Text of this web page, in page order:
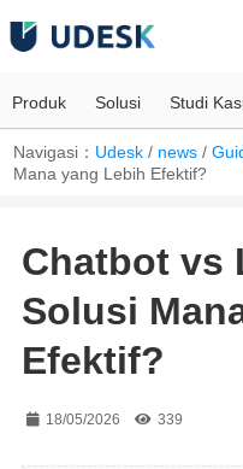
Produk Solusi Studi
Navigasi： Udesk / news /
Mana yang Lebih Efektif?
Chatbot vs
Solusi
Efektif?
18/05/2026 339